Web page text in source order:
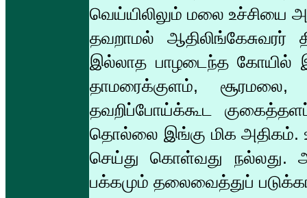
வெய்யிலிலும் மலை உச்சியை
தவறாமல் ஆதிலிங்கேசுவரர்
இல்லாத பாழடைந்த கோயில்
தாமரைக்குளம், சூரமலை,
தவறிப்போய்க்கூட
தொல்லை இங்கு மிக அதிகம்.
செய்து கொள்வது நல்லது.
பக்கமும் தலைவைத்துப்